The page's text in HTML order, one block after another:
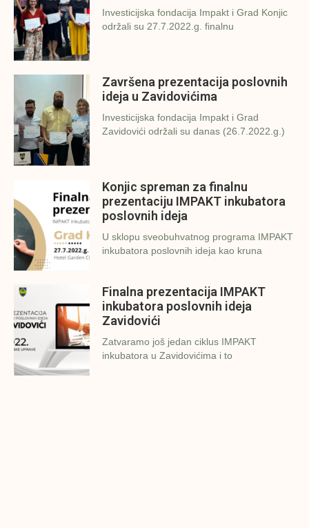
Investicijska fondacija Impakt i Grad Konjic
održali su 27.7.2022.g. finalnu
Završena prezentacija poslovnih
ideja u Zavidovićima
Investicijska fondacija Impakt i Grad
Zavidovići održali su danas (26.7.2022.g.)
Konjic spreman za finalnu
prezentaciju IMPAKT inkubatora
poslovnih ideja
U sklopu sveobuhvatnog programa IMPAKT
inkubatora poslovnih ideja kao kruna
Finalna prezentacija IMPAKT
inkubatora poslovnih ideja
Zavidovići
Zatvaramo još jedan ciklus IMPAKT
inkubatora u Zavidovićima i to